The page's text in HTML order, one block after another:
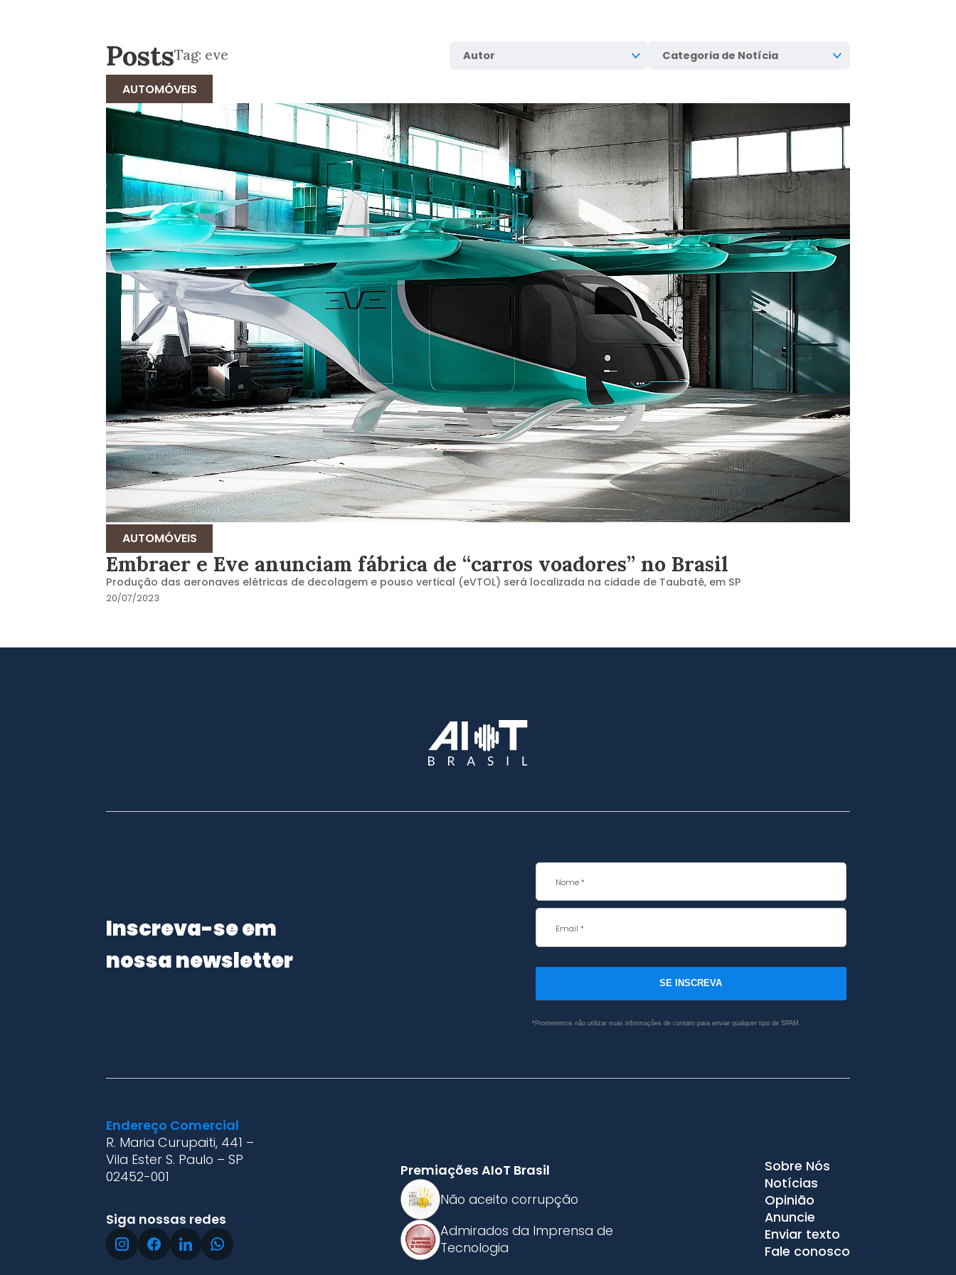
PostsTag: eve
AUTOMÓVEIS
AUTOMÓVEIS
Embraer e Eve anunciam fábrica de “carros voadores” no Brasil
Produção das aeronaves elétricas de decolagem e pouso vertical (eVTOL) será localizada na cidade de Taubaté, em SP
20/07/2023
Inscreva-se em
nossa newsletter
SE INSCREVA
*Prometemos não utilizar suas informações de contato para enviar qualquer tipo de SPAM.
Endereço Comercial
R. Maria Curupaiti, 441 –
Vila Ester S. Paulo – SP
02452-001
Siga nossas redes
Premiações AIoT Brasil
Não aceito corrupção
Admirados da Imprensa de
Tecnologia
Sobre Nós
Notícias
Opinião
Anuncie
Enviar texto
Fale conosco